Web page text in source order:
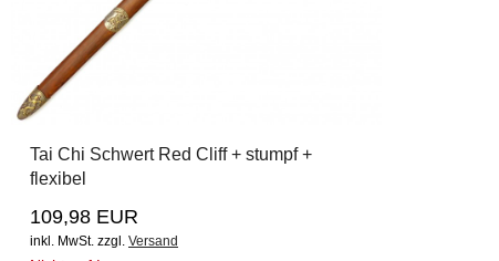
Tai Chi Schwert Red Cliff + stumpf +
flexibel
109,98 EUR
inkl. MwSt. zzgl. Versand